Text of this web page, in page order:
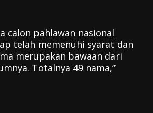
calon pahlawan nasional
telah memenuhi syarat dan
merupakan bawaan dari
Totalnya 49 nama,”